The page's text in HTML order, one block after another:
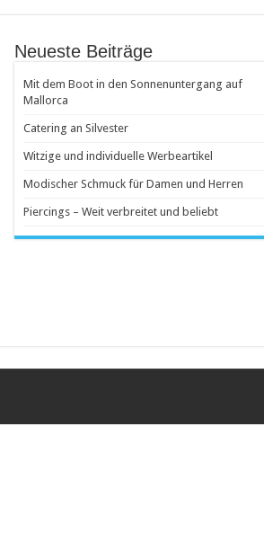
Neueste Beiträge
Mit dem Boot in den Sonnenuntergang auf
Mallorca
Catering an Silvester
Witzige und individuelle Werbeartikel
Modischer Schmuck für Damen und Herren
Piercings – Weit verbreitet und beliebt